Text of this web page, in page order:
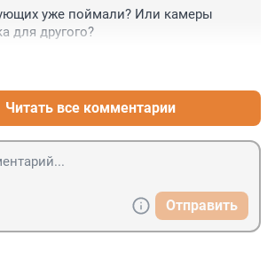
уже поймали? Или камеры
для другого?
Читать все комментарии
Отправить